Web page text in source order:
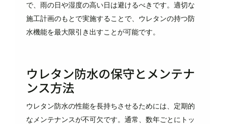
で、雨の日や湿度の高い日は避けるべきです。適切な
施工計画のもとで実施することで、ウレタンの持つ防
水機能を最大限引き出すことが可能です。
ウレタン防水の保守とメンテナ
ンス方法
ウレタン防水の性能を長持ちさせるためには、定期的
なメンテナンスが不可欠です。通常、数年ごとにトッ